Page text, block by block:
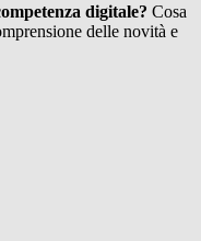
digitale? Cosa
delle novità e